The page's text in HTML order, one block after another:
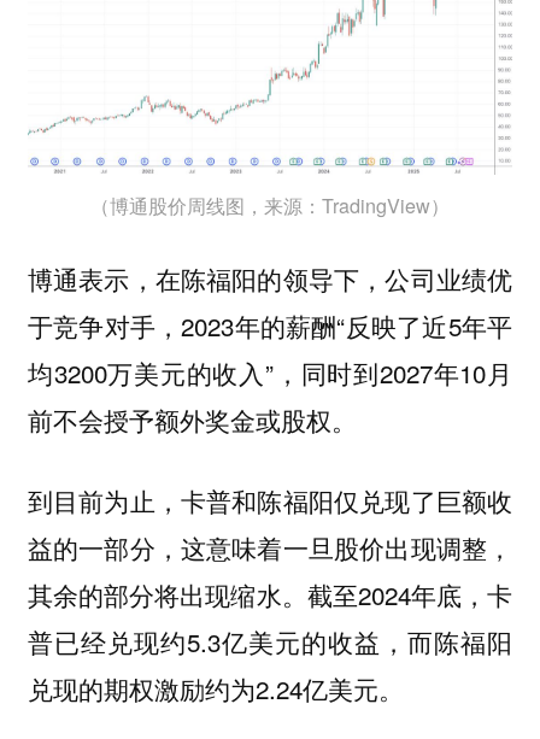
（博通股价周线图，来源：TradingView）
博通表示，在陈福阳的领导下，公司业绩优
于竞争对手，2023年的薪酬“反映了近5年平
均3200万美元的收入”，同时到2027年10月
前不会授予额外奖金或股权。
到目前为止，卡普和陈福阳仅兑现了巨额收
益的一部分，这意味着一旦股价出现调整，
其余的部分将出现缩水。截至2024年底，卡
普已经兑现约5.3亿美元的收益，而陈福阳
兑现的期权激励约为2.24亿美元。